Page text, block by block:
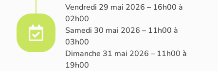
Vendredi 29 mai 2026 – 16h00 à
02h00
Samedi 30 mai 2026 – 11h00 à
03h00
Dimanche 31 mai 2026 – 11h00 à
19h00